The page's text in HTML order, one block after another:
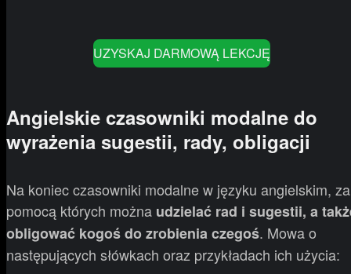
UZYSKAJ DARMOWĄ LEKCJĘ
Angielskie czasowniki modalne do
wyrażenia sugestii, rady, obligacji
Na koniec czasowniki modalne w języku angielskim, za
pomocą których można udzielać rad i sugestii, a
obligować kogoś do zrobienia czegoś. Mowa o
następujących słówkach oraz przykładach ich użycia: